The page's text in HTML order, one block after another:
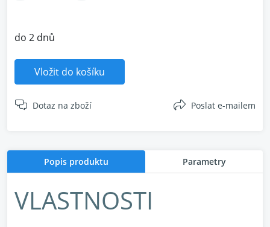
do 2 dnů
Vložit do košíku
Dotaz na zboží Poslat e-mailem
Popis produktu Parametry
VLASTNOSTI